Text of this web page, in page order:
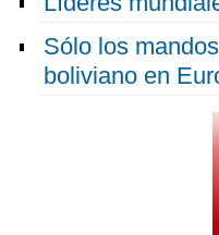
Sólo los
boliviano en